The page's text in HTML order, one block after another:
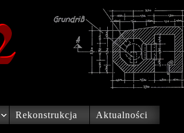
Rekonstrukcja Aktualności